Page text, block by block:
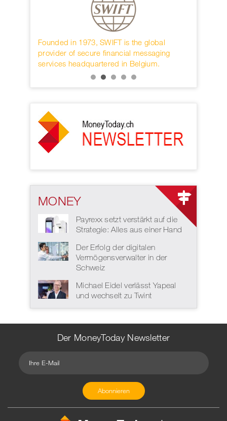
Founded in 1973, SWIFT is the global
provider of secure financial messaging
services headquartered in Belgium.
MONEY
Payrexx setzt verstärkt auf die
Strategie: Alles aus einer Hand
Der Erfolg der digitalen
Vermögensverwalter in der
Schweiz
Michael Eidel verlässt Yapeal
und wechselt zu Twint
Der MoneyToday Newsletter